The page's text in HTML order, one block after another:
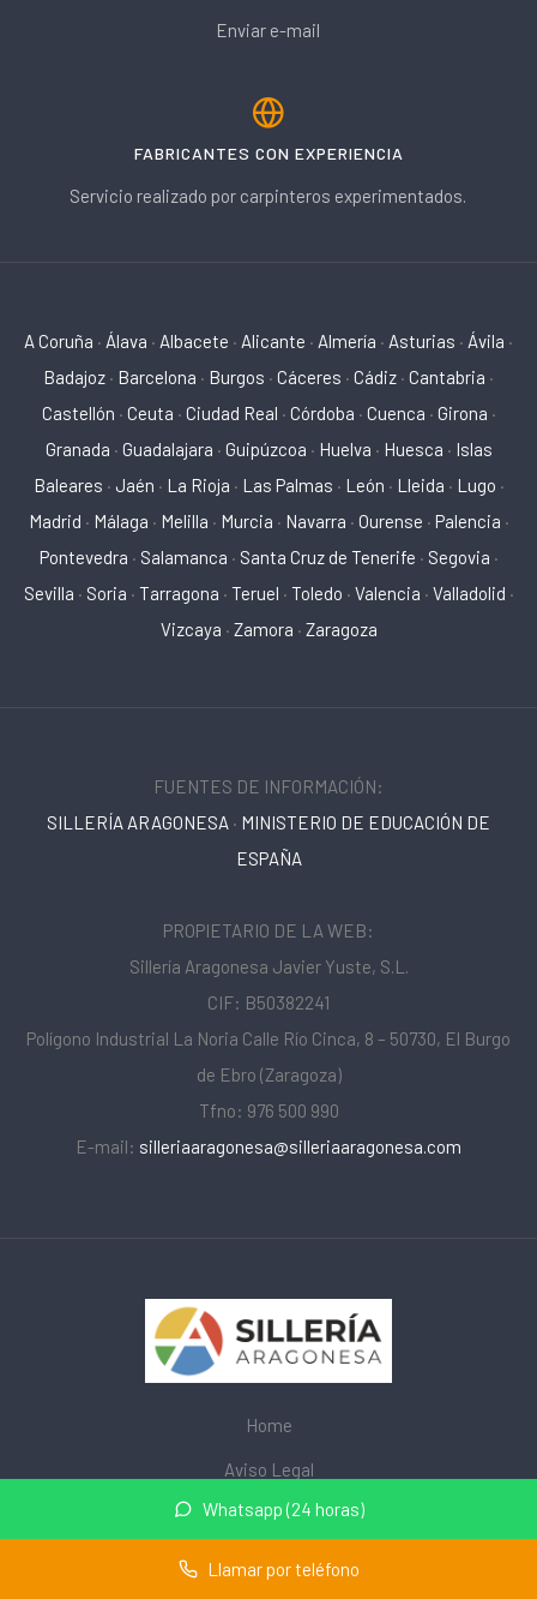
Whatsapp (24 horas)
Llamar por teléfono
Enviar e-mail
FABRICANTES CON EXPERIENCIA
Servicio realizado por carpinteros experimentados.
A Coruña · Álava · Albacete · Alicante · Almería · Asturias · Ávila ·
Badajoz · Barcelona · Burgos · Cáceres · Cádiz · Cantabria ·
Castellón · Ceuta · Ciudad Real · Córdoba · Cuenca · Girona ·
Granada · Guadalajara · Guipúzcoa · Huelva · Huesca · Islas
Baleares · Jaén · La Rioja · Las Palmas · León · Lleida · Lugo ·
Madrid · Málaga · Melilla · Murcia · Navarra · Ourense · Palencia ·
Pontevedra · Salamanca · Santa Cruz de Tenerife · Segovia ·
Sevilla · Soria · Tarragona · Teruel · Toledo · Valencia · Valladolid ·
Vizcaya · Zamora · Zaragoza
FUENTES DE INFORMACIÓN:
SILLERÍA ARAGONESA · MINISTERIO DE EDUCACIÓN DE
ESPAÑA
PROPIETARIO DE LA WEB:
Sillería Aragonesa Javier Yuste, S.L.
CIF: B50382241
Polígono Industrial La Noria Calle Río Cinca, 8 – 50730, El Burgo
de Ebro (Zaragoza)
Tfno: 976 500 990
E-mail: silleriaaragonesa@silleriaaragonesa.com
Home
Aviso Legal
Privacidad